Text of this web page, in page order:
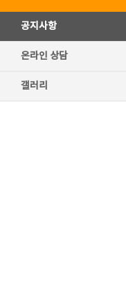
공지사항
온라인 상담
갤러리